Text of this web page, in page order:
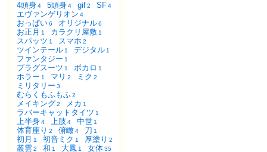
4頭身4 5頭身4 gif2 SF4
エヴァンゲリオン 4
おっぱい6 オリジナル6
お正月 1 カラクリ屋敷 1
スパッツ 1 スマホ 2
ツインテール 1 デジタル 1
ファンタジー 1
プラグスーツ 1 ボカロ 1
ホラー 1 マリ 2 ミク 2
ミリタリー 3
むらくもふもふ2
メイキング2 メカ 1
ラバーキャットタイツ 1
上半身4 上肢 4 中世 1
体育座り 2 俯瞰4 刀 1
初月 1 初音ミク 1 厚塗り 2
叢雲2 和 1 大鳳 1 女体35